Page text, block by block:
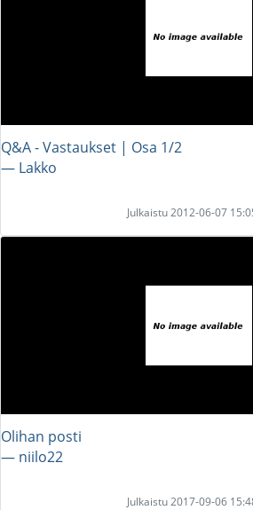
Q&A - Vastaukset | Osa 1/2
― Lakko
Julkaistu 2012-06-07
Olihan posti
― niilo22
Julkaistu 2017-09-06